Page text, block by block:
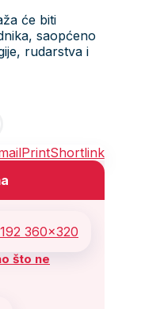
će biti
saopćeno
rudarstva i
PrintShortlink
što ne